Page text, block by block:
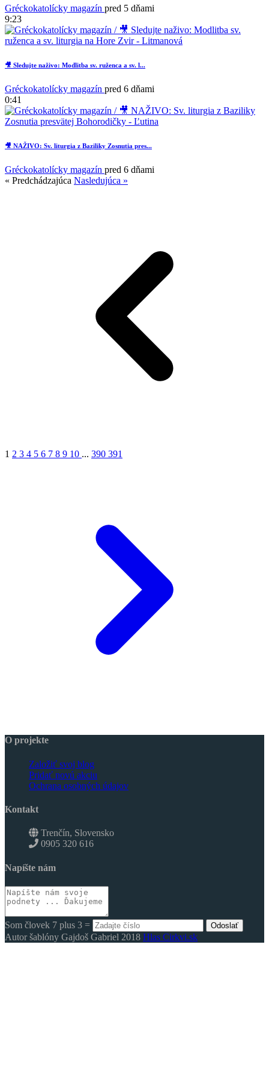
Gréckokatolícky magazín pred 5 dňami
9:23
🎥 Sledujte naživo: Modlitba sv. ruženca a sv. l...
Gréckokatolícky magazín pred 6 dňami
0:41
🎥 NAŽIVO: Sv. liturgia z Baziliky Zosnutia pres...
Gréckokatolícky magazín pred 6 dňami
« Predchádzajúca Nasledujúca »
1 2 3 4 5 6 7 8 9 10 ... 390 391
O projekte
Založiť svoj blog
Pridať novú akciu
Ochrana osobných údajov
Kontakt
Trenčín, Slovensko
0905 320 616
Napíšte nám
Som človek 7 plus 3 = Odoslať
Autor šablóny Gajdoš Gabriel 2018 Hlas Cirkvi.sk